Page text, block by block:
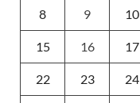
8 9 10
15 16 17
22 23 24